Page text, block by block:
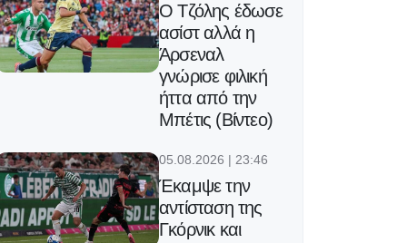
Ο Τζόλης έδωσε
ασίστ αλλά η
Άρσεναλ
γνώρισε φιλική
ήττα από την
Μπέτις (Βίντεο)
05.08.2026 | 23:46
Έκαμψε την
αντίσταση της
Γκόρνικ και